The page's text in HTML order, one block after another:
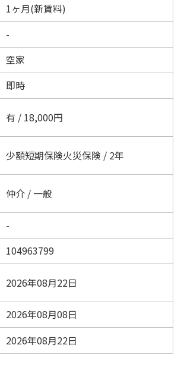
1ヶ月(新賃料)
-
空家
即時
有 / 18,000円
少額短期保険火災保険 / 2年
仲介 / 一般
-
104963799
2026年08月22日
2026年08月08日
2026年08月22日